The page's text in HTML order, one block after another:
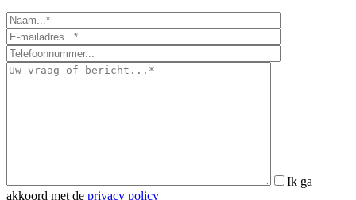
Ik ga
akkoord met de privacy policy